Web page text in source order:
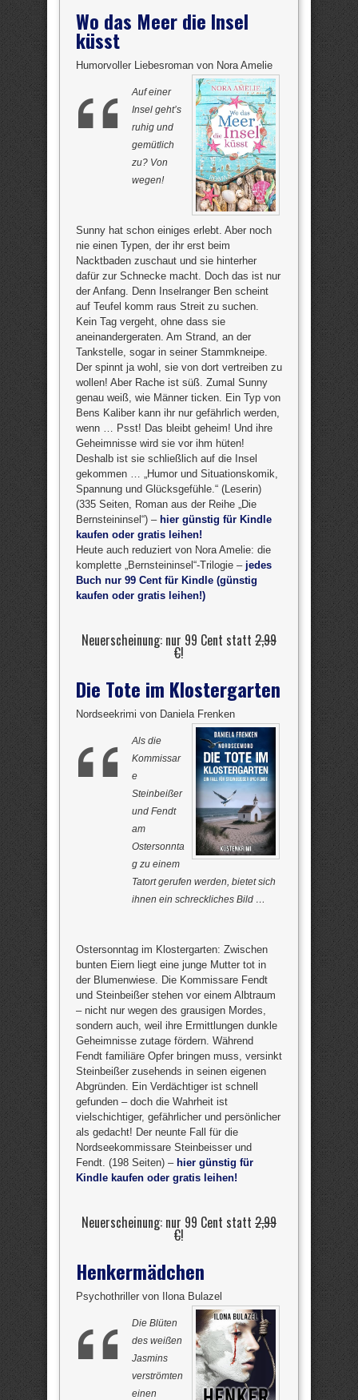
Wo das Meer die Insel
küsst
Humorvoller Liebesroman von Nora Amelie
Auf einer
Insel geht’s
ruhig und
gemütlich
zu? Von
wegen!
Sunny hat schon einiges erlebt. Aber noch
nie einen Typen, der ihr erst beim
Nacktbaden zuschaut und sie hinterher
dafür zur Schnecke macht. Doch das ist nur
der Anfang. Denn Inselranger Ben scheint
auf Teufel komm raus Streit zu suchen.
Kein Tag vergeht, ohne dass sie
aneinandergeraten. Am Strand, an der
Tankstelle, sogar in seiner Stammkneipe.
Der spinnt ja wohl, sie von dort vertreiben zu
wollen! Aber Rache ist süß. Zumal Sunny
genau weiß, wie Männer ticken. Ein Typ von
Bens Kaliber kann ihr nur gefährlich werden,
wenn … Psst! Das bleibt geheim! Und ihre
Geheimnisse wird sie vor ihm hüten!
Deshalb ist sie schließlich auf die Insel
gekommen … „Humor und Situationskomik,
Spannung und Glücksgefühle.“ (Leserin)
(335 Seiten, Roman aus der Reihe „Die
Bernsteininsel“) – hier günstig für Kindle
kaufen oder gratis leihen!
Heute auch reduziert von Nora Amelie: die
komplette „Bernsteininsel“-Trilogie – jedes
Buch nur 99 Cent für Kindle (günstig
kaufen oder gratis leihen!)
Neuerscheinung: nur 99 Cent statt 2,99
€!
Die Tote im Klostergarten
Nordseekrimi von Daniela Frenken
Als die
Kommissar
e
Steinbeißer
und Fendt
am
Ostersonnta
g zu einem
Tatort gerufen werden, bietet sich
ihnen ein schreckliches Bild …
Ostersonntag im Klostergarten: Zwischen
bunten Eiern liegt eine junge Mutter tot in
der Blumenwiese. Die Kommissare Fendt
und Steinbeißer stehen vor einem Albtraum
– nicht nur wegen des grausigen Mordes,
sondern auch, weil ihre Ermittlungen dunkle
Geheimnisse zutage fördern. Während
Fendt familiäre Opfer bringen muss, versinkt
Steinbeißer zusehends in seinen eigenen
Abgründen. Ein Verdächtiger ist schnell
gefunden – doch die Wahrheit ist
vielschichtiger, gefährlicher und persönlicher
als gedacht! Der neunte Fall für die
Nordseekommissare Steinbeisser und
Fendt. (198 Seiten) – hier günstig für
Kindle kaufen oder gratis leihen!
Neuerscheinung: nur 99 Cent statt 2,99
€!
Henkermädchen
Psychothriller von Ilona Bulazel
Die Blüten
des weißen
Jasmins
verströmten
einen